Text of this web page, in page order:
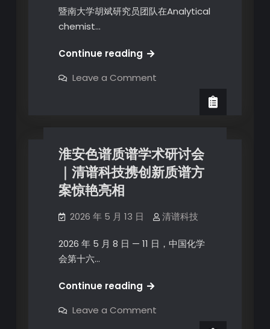
暨南大学胡斌研究员团队在Analytical
chemist…
Continue reading
Leave a Comment
淮安色谱质谱学术研讨会
｜清谱科技携创新质谱方
案惊艳亮相
2026 年 5 月 13 日 清谱科技
2026 年 5 月 8 日 — 11 日，中国化学
会第十六…
Continue reading
Leave a Comment